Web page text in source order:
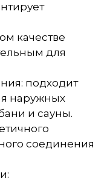
качестве
для
подходит
наружных
и сауны.
соединения